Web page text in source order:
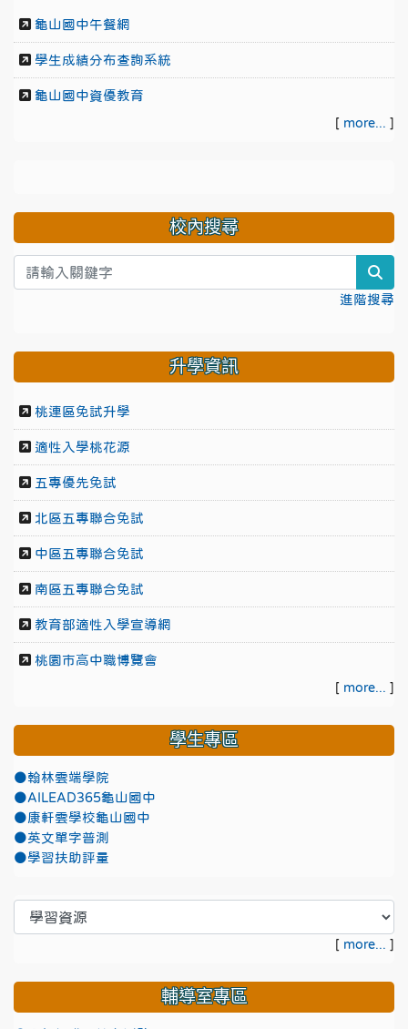
龜山國中午餐網
學生成績分布查詢系統
龜山國中資優教育
[ more... ]
校內搜尋
進階搜尋
升學資訊
桃連區免試升學
適性入學桃花源
五專優先免試
北區五專聯合免試
中區五專聯合免試
南區五專聯合免試
教育部適性入學宣導網
桃園市高中職博覽會
[ more... ]
學生專區
●翰林雲端學院
●AILEAD365龜山國中
●康軒雲學校龜山國中
●英文單字普測
●學習扶助評量
[ more... ]
輔導室專區